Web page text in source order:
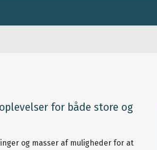
for både store og
og masser af muligheder for at